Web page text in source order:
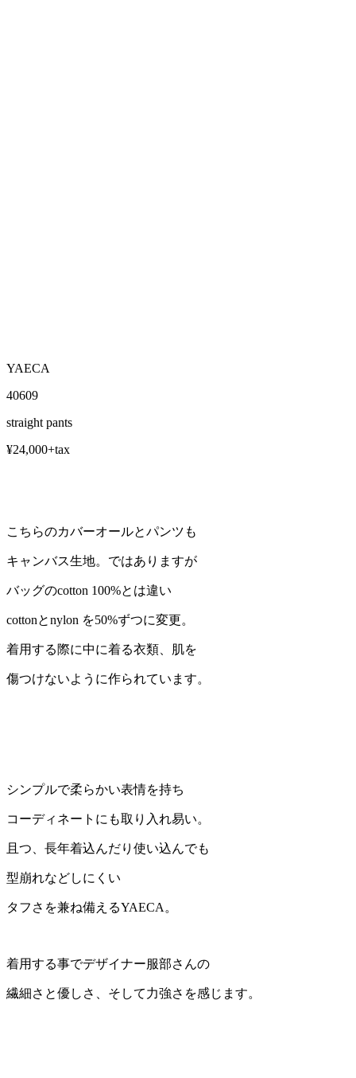
YAECA
40609
straight pants
¥24,000+tax
こちらのカバーオールとパンツも
キャンバス生地。ではありますが
バッグのcotton 100%とは違い
cottonとnylon を50%ずつに変更。
着用する際に中に着る衣類、肌を
傷つけないように作られています。
シンプルで柔らかい表情を持ち
コーディネートにも取り入れ易い。
且つ、長年着込んだり使い込んでも
型崩れなどしにくい
タフさを兼ね備えるYAECA。
着用する事でデザイナー服部さんの
繊細さと優しさ、そして力強さを感じます。